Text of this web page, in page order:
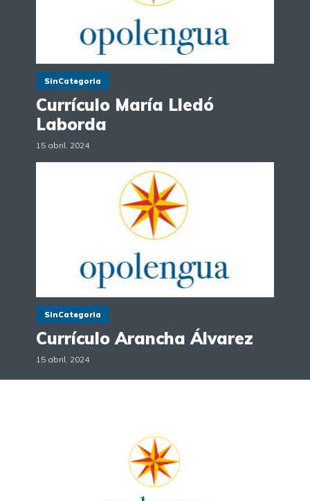
SinCategoria
Currículo María Lledó
Laborda
15 abril, 2024
SinCategoria
Currículo Arancha Álvarez
15 abril, 2024